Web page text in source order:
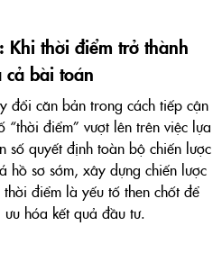
Khi thời điểm trở thành
cả bài toán
đổi căn bản trong cách tiếp cận
“thời điểm” vượt lên trên việc lựa
số quyết định toàn bộ chiến lược
hồ sơ sớm, xây dựng chiến lược
điểm là yếu tố then chốt để
hóa kết quả đầu tư.